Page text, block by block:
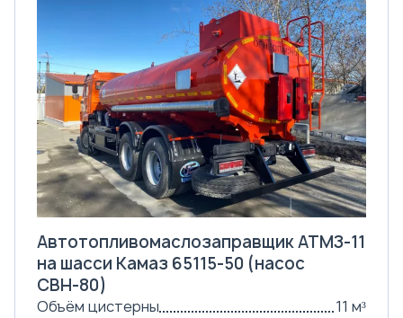
Автотопливомаслозаправщик АТМЗ-11
на шасси Камаз 65115-50 (насос
СВН-80)
Объём цистерны
11 м³